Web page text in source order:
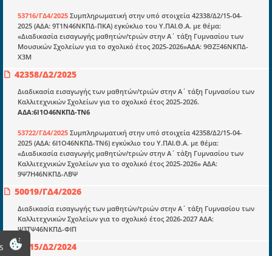
53716/ΓΔ4/2025 Συμπληρωματική στην υπό στοιχεία 42338/Δ2/15-04-
2025 (ΑΔΑ: 9Τ1Ν46ΝΚΠΔ-ΠΚΑ) εγκύκλιο του Υ.ΠΑΙ.Θ.Α. με θέμα:
«Διαδικασία εισαγωγής μαθητών/τριών στην Α΄ τάξη Γυμνασίου των
Μουσικών Σχολείων για το σχολικό έτος 2025-2026»ΑΔΑ: 9ΘΖΞ46ΝΚΠΔ-
Χ3Μ
42358/Δ2/2025
Διαδικασία εισαγωγής των μαθητών/τριών στην Α΄ τάξη Γυμνασίου των
Καλλιτεχνικών Σχολείων για το σχολικό έτος 2025-2026.
ΑΔΑ:6Ι1Ο46ΝΚΠΔ-ΤΝ6
53722/ΓΔ4/2025 Συμπληρωματική στην υπό στοιχεία 42358/Δ2/15-04-
2025 (ΑΔΑ: 6Ι1Ο46ΝΚΠΔ-ΤΝ6) εγκύκλιο του Υ.ΠΑΙ.Θ.Α. με θέμα:
«Διαδικασία εισαγωγής μαθητών/τριών στην Α΄ τάξη Γυμνασίου των
Καλλιτεχνικών Σχολείων για το σχολικό έτος 2025-2026» ΑΔΑ:
9Ψ7Η46ΝΚΠΔ-ΛΒΨ
50019/ΓΔ4/2026
Διαδικασία εισαγωγής των μαθητών/τριών στην Α΄ τάξη Γυμνασίου των
Καλλιτεχνικών Σχολείων για το σχολικό έτος 2026-2027 ΑΔΑ:
Ψ3ΤΨ46ΝΚΠΔ-ΦΙΠ
44215/Δ2/2024
Νόμοι και προεδρικά διατάγματα
Υπουργικές αποφάσεις
Πληροφορίες
Είσοδος
Εγγραφή
Οδηγίες Εγγραφής
Βοηθός Αναζήτησης
Οροι χρησης ιστοτοπου